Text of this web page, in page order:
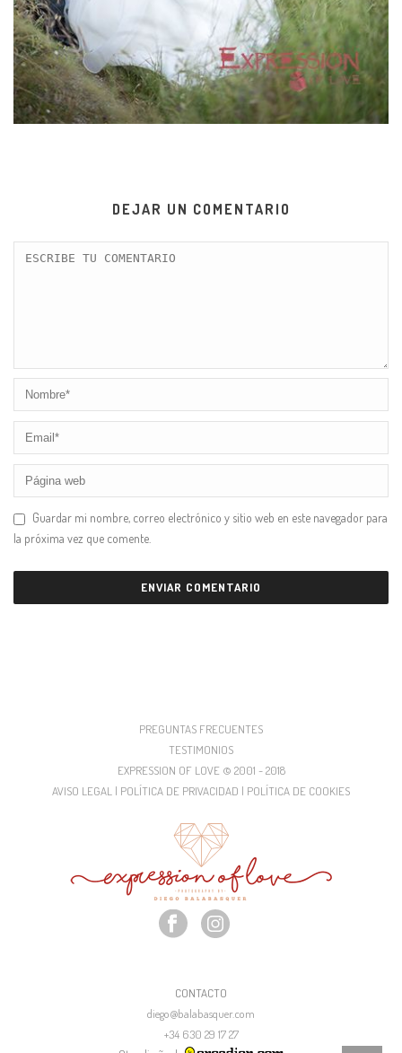
DEJAR UN COMENTARIO
Guardar mi nombre, correo electrónico y sitio web en este navegador para
la próxima vez que comente.
PREGUNTAS FRECUENTES
TESTIMONIOS
EXPRESSION OF LOVE © 2001 - 2018
AVISO LEGAL | POLÍTICA DE PRIVACIDAD | POLÍTICA DE COOKIES
CONTACTO
diego@balabasquer.com
+34 630 29 17 27